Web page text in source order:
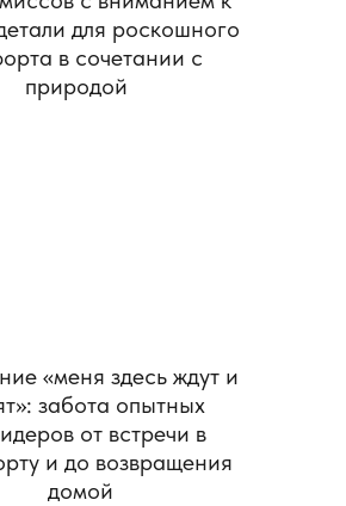
«меня здесь ждут и
забота опытных
от встречи в
и до возвращения
домой
для роскошного
в сочетании с
природой